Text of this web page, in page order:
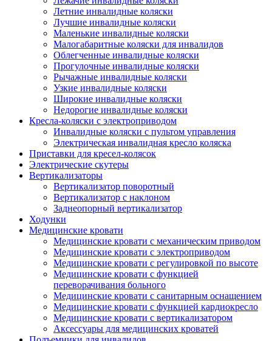
Летние инвалидные коляски
Лучшие инвалидные коляски
Маленькие инвалидные коляски
Малогабаритные коляски для инвалидов
Облегченные инвалидные коляски
Прогулочные инвалидные коляски
Рычажные инвалидные коляски
Узкие инвалидные коляски
Широкие инвалидные коляски
Недорогие инвалидные коляски
Кресла-коляски с электроприводом
Инвалидные коляски с пультом управления
Электрическая инвалидная кресло коляска
Приставки для кресел-колясок
Электрические скутеры
Вертикализаторы
Вертикализатор поворотный
Вертикализатор с наклоном
Заднеопорный вертикализатор
Ходунки
Медицинские кровати
Медицинские кровати с механическим приводом
Медицинские кровати с электроприводом
Медицинские кровати с регулировкой по высоте
Медицинские кровати с функцией
переворачивания больного
Медицинские кровати с санитарным оснащением
Медицинские кровати с функцией кардиокресло
Медицинские кровати с вертикализатором
Аксессуары для медицинских кроватей